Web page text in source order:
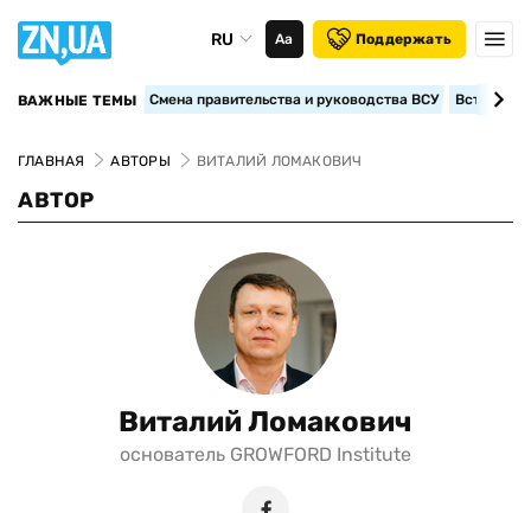
RU Аа Поддержать
ВАЖНЫЕ ТЕМЫ Смена правительства и руководства ВСУ
ГЛАВНАЯ АВТОРЫ ВИТАЛИЙ ЛОМАКОВИЧ
АВТОР
Виталий Ломакович
основатель GROWFORD Institute